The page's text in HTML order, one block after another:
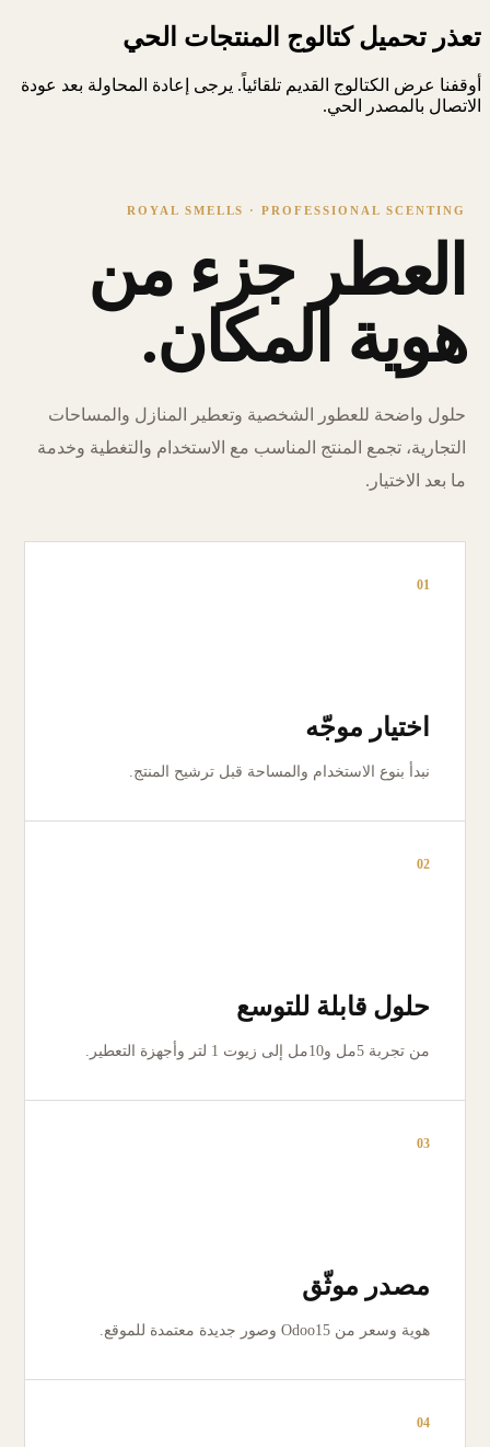
تعذر تحميل كتالوج المنتجات الحي
أوقفنا عرض الكتالوج القديم تلقائياً. يرجى إعادة المحاولة بعد عودة
الاتصال بالمصدر الحي.
ROYAL SMELLS · PROFESSIONAL SCENTING
العطر جزء من
هوية المكان.
حلول واضحة للعطور الشخصية وتعطير المنازل والمساحات
التجارية، تجمع المنتج المناسب مع الاستخدام والتغطية وخدمة
ما بعد الاختيار.
01
اختيار موجّه
نبدأ بنوع الاستخدام والمساحة قبل ترشيح المنتج.
02
حلول قابلة للتوسع
من تجربة 5مل و10مل إلى زيوت 1 لتر وأجهزة التعطير.
03
مصدر موثّق
هوية وسعر من Odoo15 وصور جديدة معتمدة للموقع.
04